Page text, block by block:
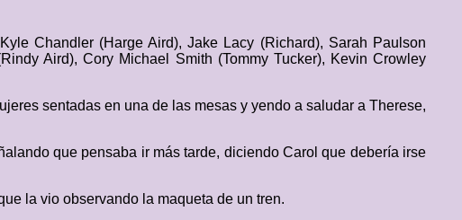
Chandler (Harge Aird), Jake Lacy (Richard), Sarah Paulson
Aird), Cory Michael Smith (Tommy Tucker), Kevin Crowley
sentadas en una de las mesas y yendo a saludar a Therese,
que pensaba ir más tarde, diciendo Carol que debería irse
la vio observando la maqueta de un tren.